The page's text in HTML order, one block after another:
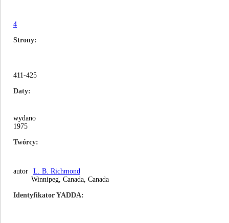
4
Strony
411-425
Daty
wydano
1975
Twórcy
autor
L. B. Richmond
Winnipeg, Canada, Canada
Identyfikator YADDA